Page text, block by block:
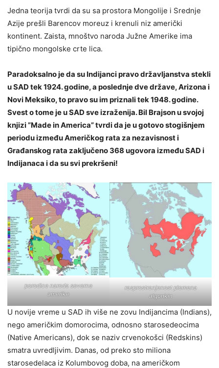
Jedna teorija tvrdi da su sa prostora Mongolije i Srednje
Azije prešli Barencov moreuz i krenuli niz američki
kontinent. Zaista, mnoštvo naroda Južne Amerike ima
tipično mongolske crte lica.
Paradoksalno je da su Indijanci pravo državljanstva stekli
u SAD tek 1924. godine, a poslednje dve države, Arizona i
Novi Meksiko, to pravo su im priznali tek 1948. godine.
Svest o tome je u SAD sve izraženija. Bil Brajson u svojoj
knjizi ”Made in America” tvrdi da je u gotovo stogišnjem
periodu između Američkog rata za nezavisnost i
Građanskog rata zaključeno 368 ugovora između SAD i
Indijanaca i da su svi prekršeni!
porodice naroda severne
amerike
rasprostranjenost plemena
algonkin
U novije vreme u SAD ih više ne zovu Indijancima (Indians),
nego američkim domorocima, odnosno starosedeocima
(Native Americans), dok se naziv crvenokošci (Redskins)
smatra uvredljivim. Danas, od preko sto miliona
starosedelaca iz Kolumbovog doba, na američkom